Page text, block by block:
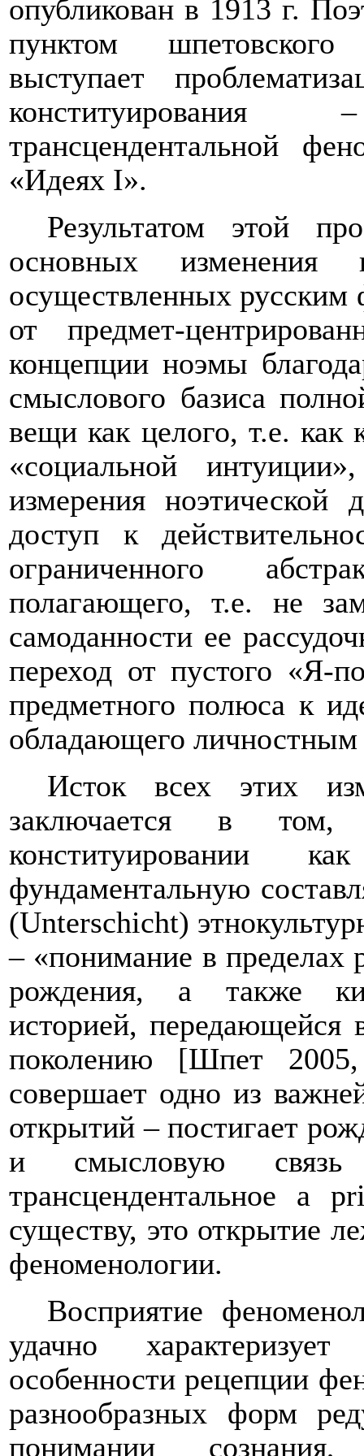
опубликован в 1913 г.
пунктом
выступает
трансцендентальной
«Идеях I».
Результатом этой
основных изменения
осуществленных
от предмет-
концепции ноэмы
смыслового базиса
вещи как целого, т.е. как
«социальной
измерения ноэтической
доступ к
ограниченного
полагающего, т.е. не
самоданности ее
переход от пустого «Я-
предметного полюса к
обладающего личностным
Исток всех этих
заключается в
конституировании
фундаментальную
(Unterschicht)
– «понимание в пределах
рождения,
а также
историей, передающейся
поколению [Шпет
совершает одно из
открытий – постигает
и смысловую
трансцендентальное a
существу, это открытие
феноменологии.
Восприятие
удачно
особенности рецепции
разнообразных форм
понимании